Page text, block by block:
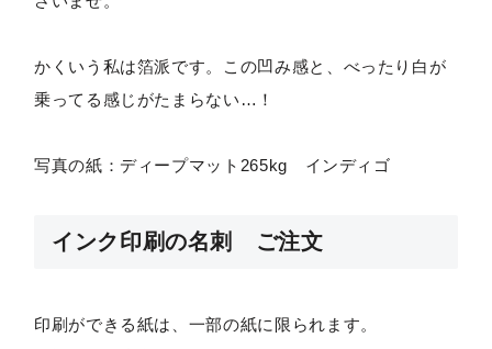
かくいう私は箔派です。この凹み感と、べったり白が
乗ってる感じがたまらない…！
写真の紙：ディープマット265kg インディゴ
インク印刷の名刺 ご注文
印刷ができる紙は、一部の紙に限られます。